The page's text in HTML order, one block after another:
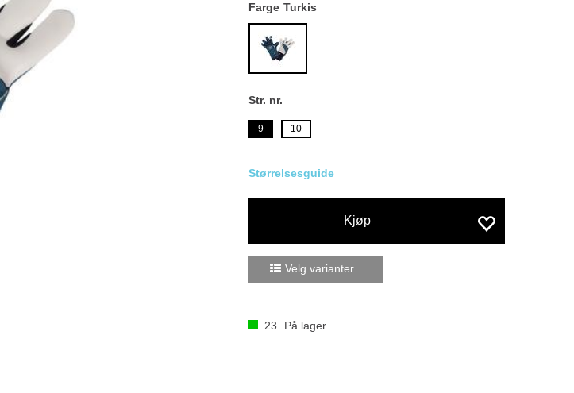
Farge Turkis
Str. nr.
9 10
Størrelsesguide
Kjøp
Velg varianter...
23 På lager